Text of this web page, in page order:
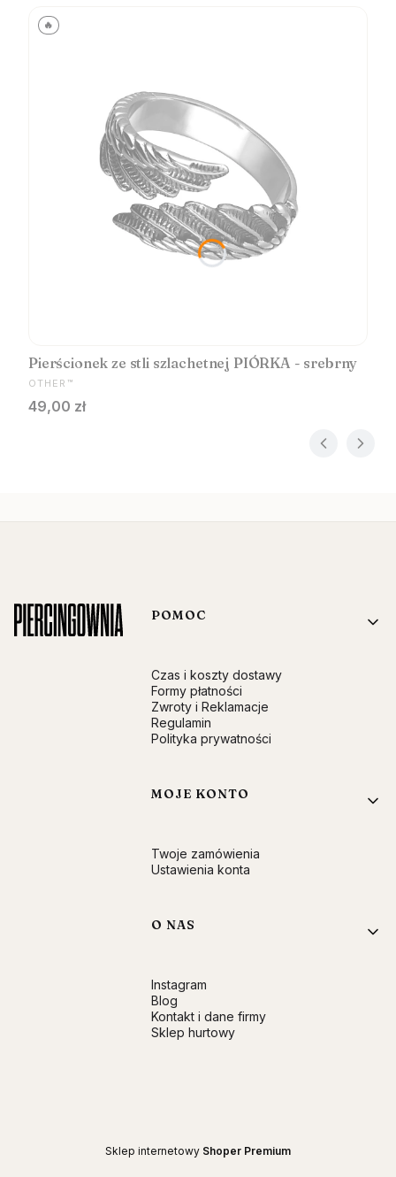
🔥
Pierścionek ze stli szlachetnej PIÓRKA - srebrny
PRODUCENT
OTHER™
Cena
49,00 zł
Linki w stopce
POMOC
Czas i koszty dostawy
Formy płatności
Zwroty i Reklamacje
Regulamin
Polityka prywatności
MOJE KONTO
Twoje zamówienia
Ustawienia konta
O NAS
Instagram
Blog
Kontakt i dane firmy
Sklep hurtowy
Sklep internetowy Shoper Premium